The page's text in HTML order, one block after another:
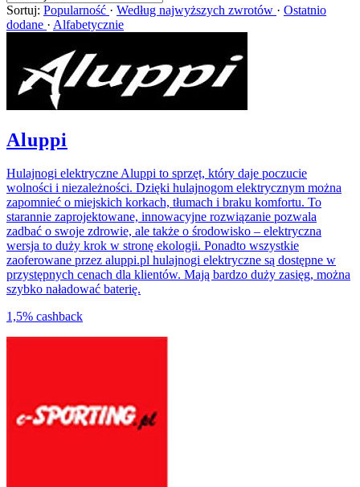
Sortuj: Popularność · Według najwyższych zwrotów · Ostatnio
dodane · Alfabetycznie
Aluppi
Hulajnogi elektryczne Aluppi to sprzęt, który daje poczucie
wolności i niezależności. Dzięki hulajnogom elektrycznym można
zapomnieć o miejskich korkach, tłumach i braku komfortu. To
starannie zaprojektowane, innowacyjne rozwiązanie pozwala
zadbać o swoje zdrowie, ale także o środowisko – elektryczna
wersja to duży krok w stronę ekologii. Ponadto wszystkie
zaoferowane przez aluppi.pl hulajnogi elektryczne są dostępne w
przystępnych cenach dla klientów. Mają bardzo duży zasięg, można
szybko naładować baterię.
1,5% cashback